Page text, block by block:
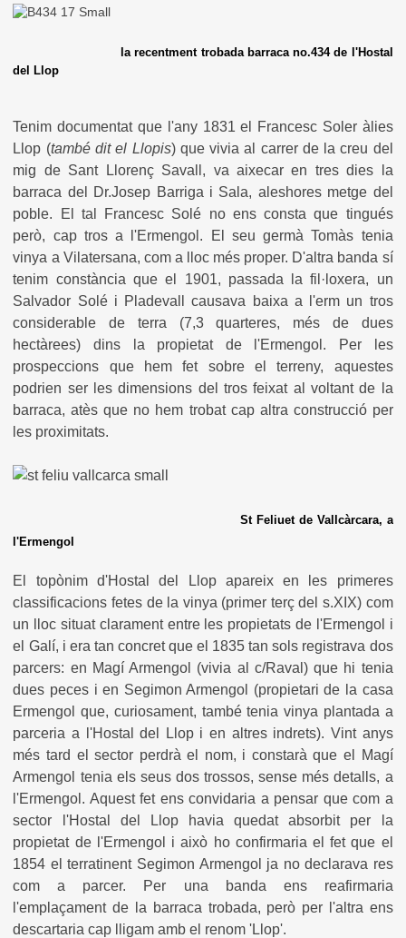
la recentment trobada barraca no.434 de l'Hostal
del Llop
Tenim documentat que l'any 1831 el Francesc Soler àlies
Llop (també dit el Llopis) que vivia al carrer de la creu del
mig de Sant Llorenç Savall, va aixecar en tres dies la
barraca del Dr.Josep Barriga i Sala, aleshores metge del
poble. El tal Francesc Solé no ens consta que tingués
però, cap tros a l'Ermengol. El seu germà Tomàs tenia
vinya a Vilatersana, com a lloc més proper. D'altra banda sí
tenim constància que el 1901, passada la fil·loxera, un
Salvador Solé i Pladevall causava baixa a l'erm un tros
considerable de terra (7,3 quarteres, més de dues
hectàrees) dins la propietat de l'Ermengol. Per les
prospeccions que hem fet sobre el terreny, aquestes
podrien ser les dimensions del tros feixat al voltant de la
barraca, atès que no hem trobat cap altra construcció per
les proximitats.
St Feliuet de Vallcàrcara, a
l'Ermengol
El topònim d'Hostal del Llop apareix en les primeres
classificacions fetes de la vinya (primer terç del s.XIX) com
un lloc situat clarament entre les propietats de l'Ermengol i
el Galí, i era tan concret que el 1835 tan sols registrava dos
parcers: en Magí Armengol (vivia al c/Raval) que hi tenia
dues peces i en Segimon Armengol (propietari de la casa
Ermengol que, curiosament, també tenia vinya plantada a
parceria a l'Hostal del Llop i en altres indrets). Vint anys
més tard el sector perdrà el nom, i constarà que el Magí
Armengol tenia els seus dos trossos, sense més detalls, a
l'Ermengol. Aquest fet ens convidaria a pensar que com a
sector l'Hostal del Llop havia quedat absorbit per la
propietat de l'Ermengol i això ho confirmaria el fet que el
1854 el terratinent Segimon Armengol ja no declarava res
com a parcer. Per una banda ens reafirmaria
l'emplaçament de la barraca trobada, però per l'altra ens
descartaria cap lligam amb el renom 'Llop'.